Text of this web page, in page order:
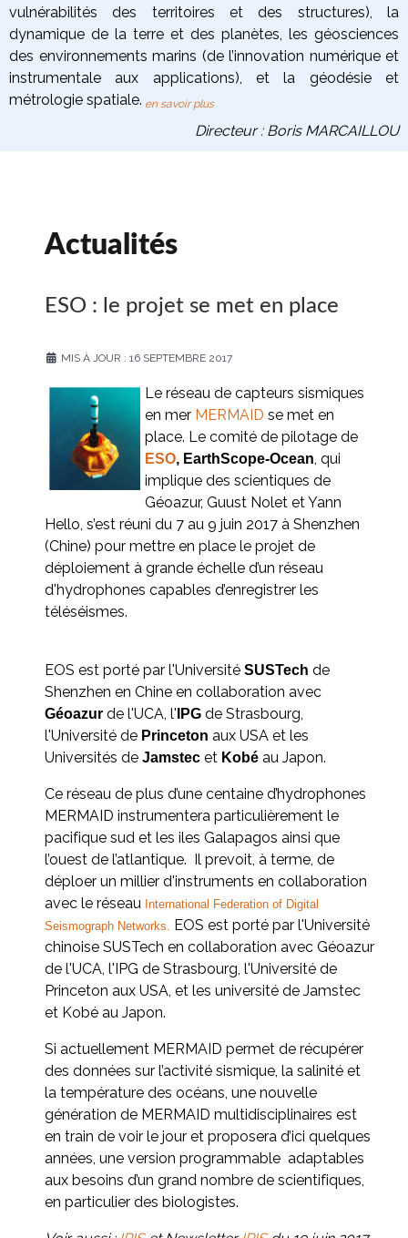
vulnérabilités des territoires et des structures), la
dynamique de la terre et des planètes, les géosciences
des environnements marins (de l’innovation numérique et
instrumentale aux applications), et la géodésie et
métrologie spatiale. en savoir plus
Directeur : Boris MARCAILLOU
Actualités
ESO : le projet se met en place
MIS À JOUR : 16 SEPTEMBRE 2017
Le réseau de capteurs sismiques
en mer MERMAID se met en
place. Le comité de pilotage de
ESO, EarthScope-Ocean , qui
implique des scientiques de
Géoazur, Guust Nolet et Yann
Hello, s’est réuni du 7 au 9 juin 2017 à Shenzhen
(Chine) pour mettre en place le projet de
déploiement à grande échelle d’un réseau
d'hydrophones capables d’enregistrer les
téléséismes.
EOS est porté par l'Université SUSTech de
Shenzhen en Chine en collaboration avec
Géoazur de l'UCA, l' IPG de Strasbourg,
l'Université de Princeton aux USA et les
Universités de Jamstec et Kobé au Japon.
Ce réseau de plus d’une centaine d’hydrophones
MERMAID instrumentera particulièrement le
pacifique sud et les iles Galapagos ainsi que
l’ouest de l’atlantique. Il prevoit, à terme, de
déploer un millier d'instruments en collaboration
avec le réseau International Federation of Digital
Seismograph Networks. EOS est porté par l'Université
chinoise SUSTech en collaboration avec Géoazur
de l'UCA, l'IPG de Strasbourg, l'Université de
Princeton aux USA, et les université de Jamstec
et Kobé au Japon.
Si actuellement MERMAID permet de récupérer
des données sur l’activité sismique, la salinité et
la température des océans, une nouvelle
génération de MERMAID multidisciplinaires est
en train de voir le jour et proposera d’ici quelques
années, une version programmable adaptables
aux besoins d’un grand nombre de scientifiques,
en particulier des biologistes.